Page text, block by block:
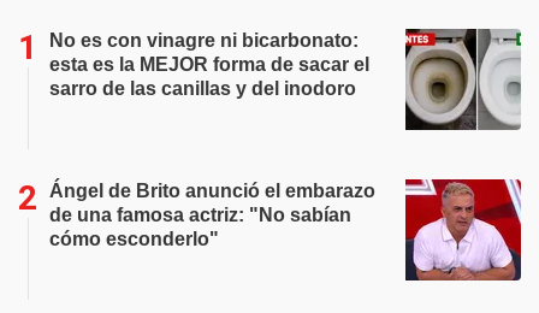
No es con vinagre ni bicarbonato:
esta es la MEJOR forma de sacar el
sarro de las canillas y del inodoro
Ángel de Brito anunció el embarazo
de una famosa actriz: "No sabían
cómo esconderlo"